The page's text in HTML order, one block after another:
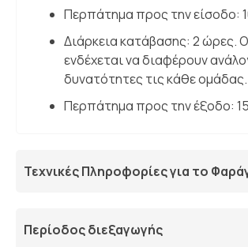
Περπάτημα προς την είσοδο:
Διάρκεια κατάβασης: 2 ώρες.
ενδέχεται να διαφέρουν
δυνατότητες τις κάθε ομάδας.
Περπάτημα προς την έξοδο:
Τεχνικές Πληροφορίες για το
Περίοδος διεξαγωγής